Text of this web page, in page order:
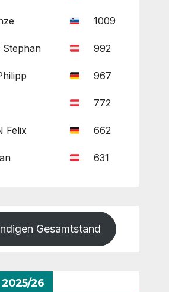
1009
Stephan 992
967
772
Felix 662
631
Gesamtstand
26